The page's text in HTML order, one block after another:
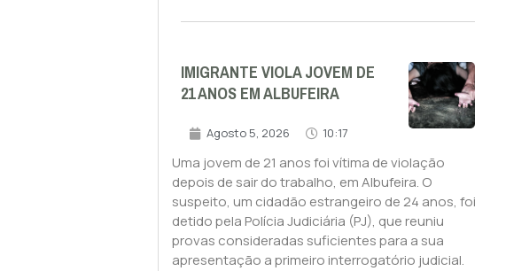
IMIGRANTE VIOLA JOVEM DE
21 ANOS EM ALBUFEIRA
Agosto 5, 2026 10:17
Uma jovem de 21 anos foi vítima de violação
depois de sair do trabalho, em Albufeira. O
suspeito, um cidadão estrangeiro de 24 anos, foi
detido pela Polícia Judiciária (PJ), que reuniu
provas consideradas suficientes para a sua
apresentação a primeiro interrogatório judicial.